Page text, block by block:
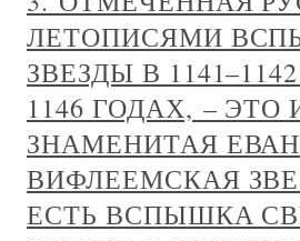
ЛЕТОПИСЯМИ
ЗВЕЗДЫ В
1146 ГОДАХ, – ЭТО
ЗНАМЕНИТАЯ
ВИФЛЕЕМСКАЯ
ЕСТЬ ВСПЫШКА